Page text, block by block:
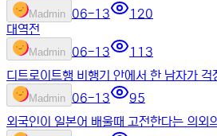
Madmin 06-13
120
대역전
Madmin 06-13
113
디트로이트행 비행기 안에서 한 남자가
Madmin 06-13
95
외국인이 일본어 배울때 고전한다는 의외